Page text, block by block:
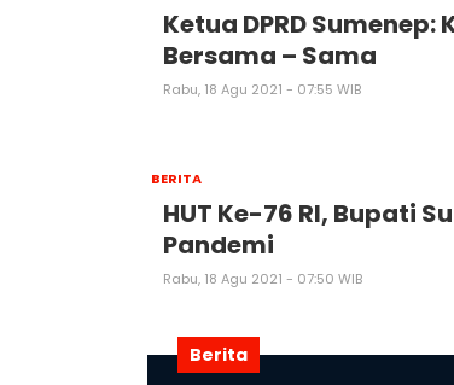
Ketua DPRD
Bersama – Sama
Rabu, 18 Agu 2021 - 07:55 WIB
BERITA
HUT Ke-76 RI, Bupati
Pandemi
Rabu, 18 Agu 2021 - 07:50 WIB
Berita